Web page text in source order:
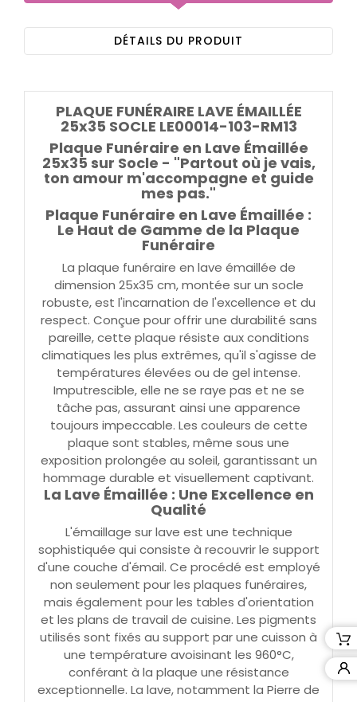
DÉTAILS DU PRODUIT
PLAQUE FUNÉRAIRE LAVE ÉMAILLÉE
25x35 SOCLE LE00014-103-RM13
Plaque Funéraire en Lave Émaillée
25x35 sur Socle - "Partout où je vais,
ton amour m'accompagne et guide
mes pas."
Plaque Funéraire en Lave Émaillée :
Le Haut de Gamme de la Plaque
Funéraire
La plaque funéraire en lave émaillée de
dimension 25x35 cm, montée sur un socle
robuste, est l'incarnation de l'excellence et du
respect. Conçue pour offrir une durabilité sans
pareille, cette plaque résiste aux conditions
climatiques les plus extrêmes, qu'il s'agisse de
températures élevées ou de gel intense.
Imputrescible, elle ne se raye pas et ne se
tâche pas, assurant ainsi une apparence
toujours impeccable. Les couleurs de cette
plaque sont stables, même sous une
exposition prolongée au soleil, garantissant un
hommage durable et visuellement captivant.
La Lave Émaillée : Une Excellence en
Qualité
L'émaillage sur lave est une technique
sophistiquée qui consiste à recouvrir le support
d'une couche d'émail. Ce procédé est employé
non seulement pour les plaques funéraires,
mais également pour les tables d'orientation
et les plans de travail de cuisine. Les pigments
utilisés sont fixés au support par une cuisson à
une température avoisinant les 960°C,
conférant à la plaque une résistance
exceptionnelle. La lave, notamment la Pierre de